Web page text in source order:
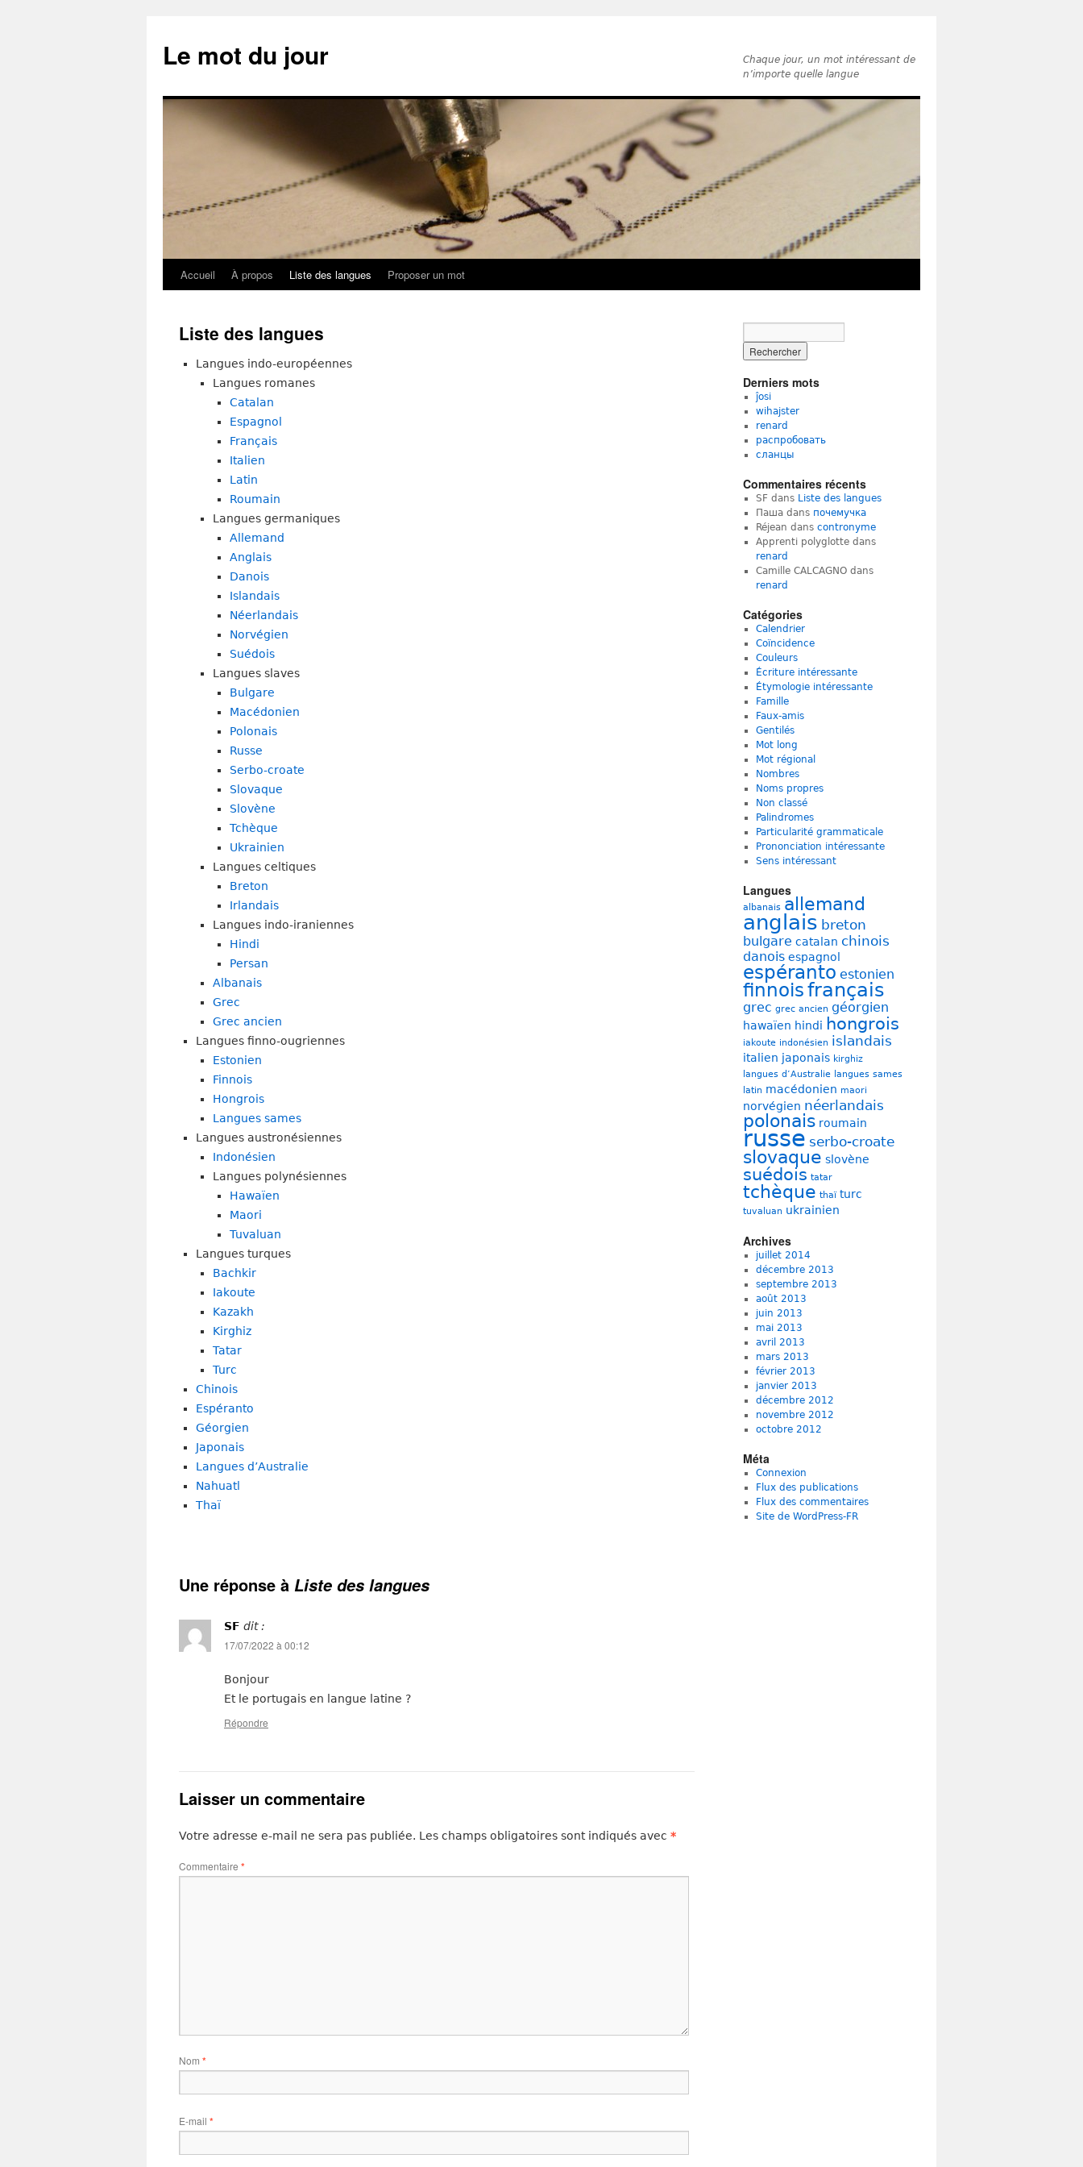
contenu
Le mot du jour
Chaque jour, un mot intéressant de
n’importe quelle langue
Accueil À propos Liste des langues Proposer un mot
Liste des langues
Langues indo-européennes
Langues romanes
Catalan
Espagnol
Français
Italien
Latin
Roumain
Langues germaniques
Allemand
Anglais
Danois
Islandais
Néerlandais
Norvégien
Suédois
Langues slaves
Bulgare
Macédonien
Polonais
Russe
Serbo-croate
Slovaque
Slovène
Tchèque
Ukrainien
Langues celtiques
Breton
Irlandais
Langues indo-iraniennes
Hindi
Persan
Albanais
Grec
Grec ancien
Langues finno-ougriennes
Estonien
Finnois
Hongrois
Langues sames
Langues austronésiennes
Indonésien
Langues polynésiennes
Hawaïen
Maori
Tuvaluan
Langues turques
Bachkir
Iakoute
Kazakh
Kirghiz
Tatar
Turc
Chinois
Espéranto
Géorgien
Japonais
Langues d’Australie
Nahuatl
Thaï
Une réponse à Liste des langues
SF dit :
17/07/2022 à 00:12
Bonjour
Et le portugais en langue latine ?
Répondre
Laisser un commentaire
Votre adresse e-mail ne sera pas publiée. Les champs obligatoires sont indiqués avec *
Commentaire *
Nom *
E-mail *
Derniers mots
ĵosi
wihajster
renard
распробовать
сланцы
Commentaires récents
SFdans Liste des langues
Пашаdans почемучка
Réjean dans contronyme
Apprenti polyglottedans
renard
Camille CALCAGNOdans
renard
Catégories
Calendrier
Coïncidence
Couleurs
Écriture intéressante
Étymologie intéressante
Famille
Faux-amis
Gentilés
Mot long
Mot régional
Nombres
Noms propres
Non classé
Palindromes
Particularité grammaticale
Prononciation intéressante
Sens intéressant
Langues
albanais allemand
anglais breton
bulgare catalan chinois
danois espagnol
espéranto estonien
finnoisfrançais
grec grec ancien géorgien
hawaïen hindi hongrois
iakoute indonésien islandais
italien japonais kirghiz
langues d’Australie langues sames
latin macédonien maori
norvégien néerlandais
polonais roumain
russe serbo-croate
slovaque slovène
suédois tatar
tchèque thaï turc
tuvaluan ukrainien
Archives
juillet 2014
décembre 2013
septembre 2013
août 2013
juin 2013
mai 2013
avril 2013
mars 2013
février 2013
janvier 2013
décembre 2012
novembre 2012
octobre 2012
Méta
Connexion
Flux des publications
Flux des commentaires
Site de WordPress-FR